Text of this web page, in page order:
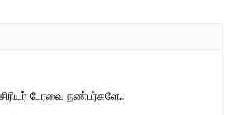
பேரவை நண்பர்களே..